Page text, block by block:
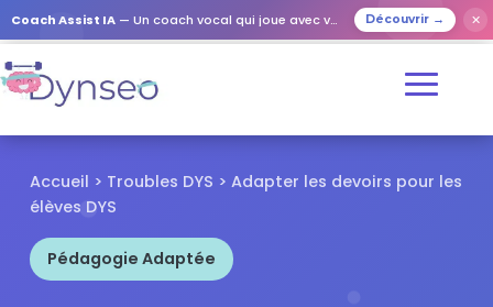
Coach Assist IA — Un coach vocal qui joue avec vos proches Découvrir → ✕
Accueil > Troubles DYS > Adapter les devoirs pour les
élèves DYS
Pédagogie Adaptée